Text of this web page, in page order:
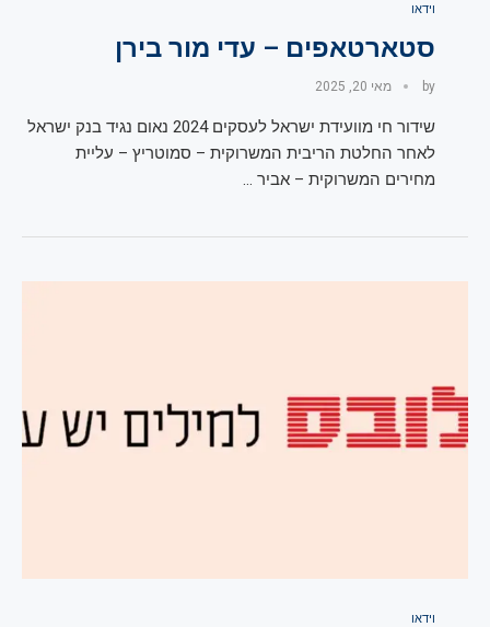
וידאו
סטארטאפים – עדי מור בירן
by מאי 20, 2025
שידור חי מוועידת ישראל לעסקים 2024 נאום נגיד בנק ישראל
לאחר החלטת הריבית המשרוקית – סמוטריץ – עליית
מחירים המשרוקית – אביר …
וידאו